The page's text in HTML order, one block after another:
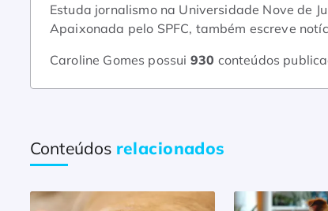
Estuda jornalismo na Universidade Nove de
Apaixonada pelo SPFC, também escreve
Caroline Gomes possui 930 conteúdos
Conteúdos relacionados